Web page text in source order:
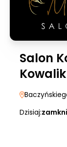
Salon
Kowalik
Dzisiaj: